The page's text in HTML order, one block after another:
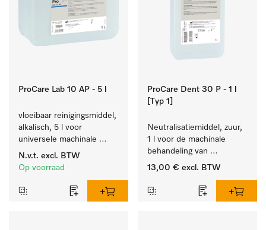
ProCare Lab 10 AP - 5 l
vloeibaar reinigingsmiddel,
alkalisch, 5 l voor
universele machinale
reiniging van
laboratoriumglaswerk en -
N.v.t. excl. BTW
Op voorraad
ProCare Dent 30 P - 1 l
[Typ 1]
Neutralisatiemiddel, zuur,
1 l voor de machinale
behandeling van
tandheelkundige
13,00 € excl. BTW